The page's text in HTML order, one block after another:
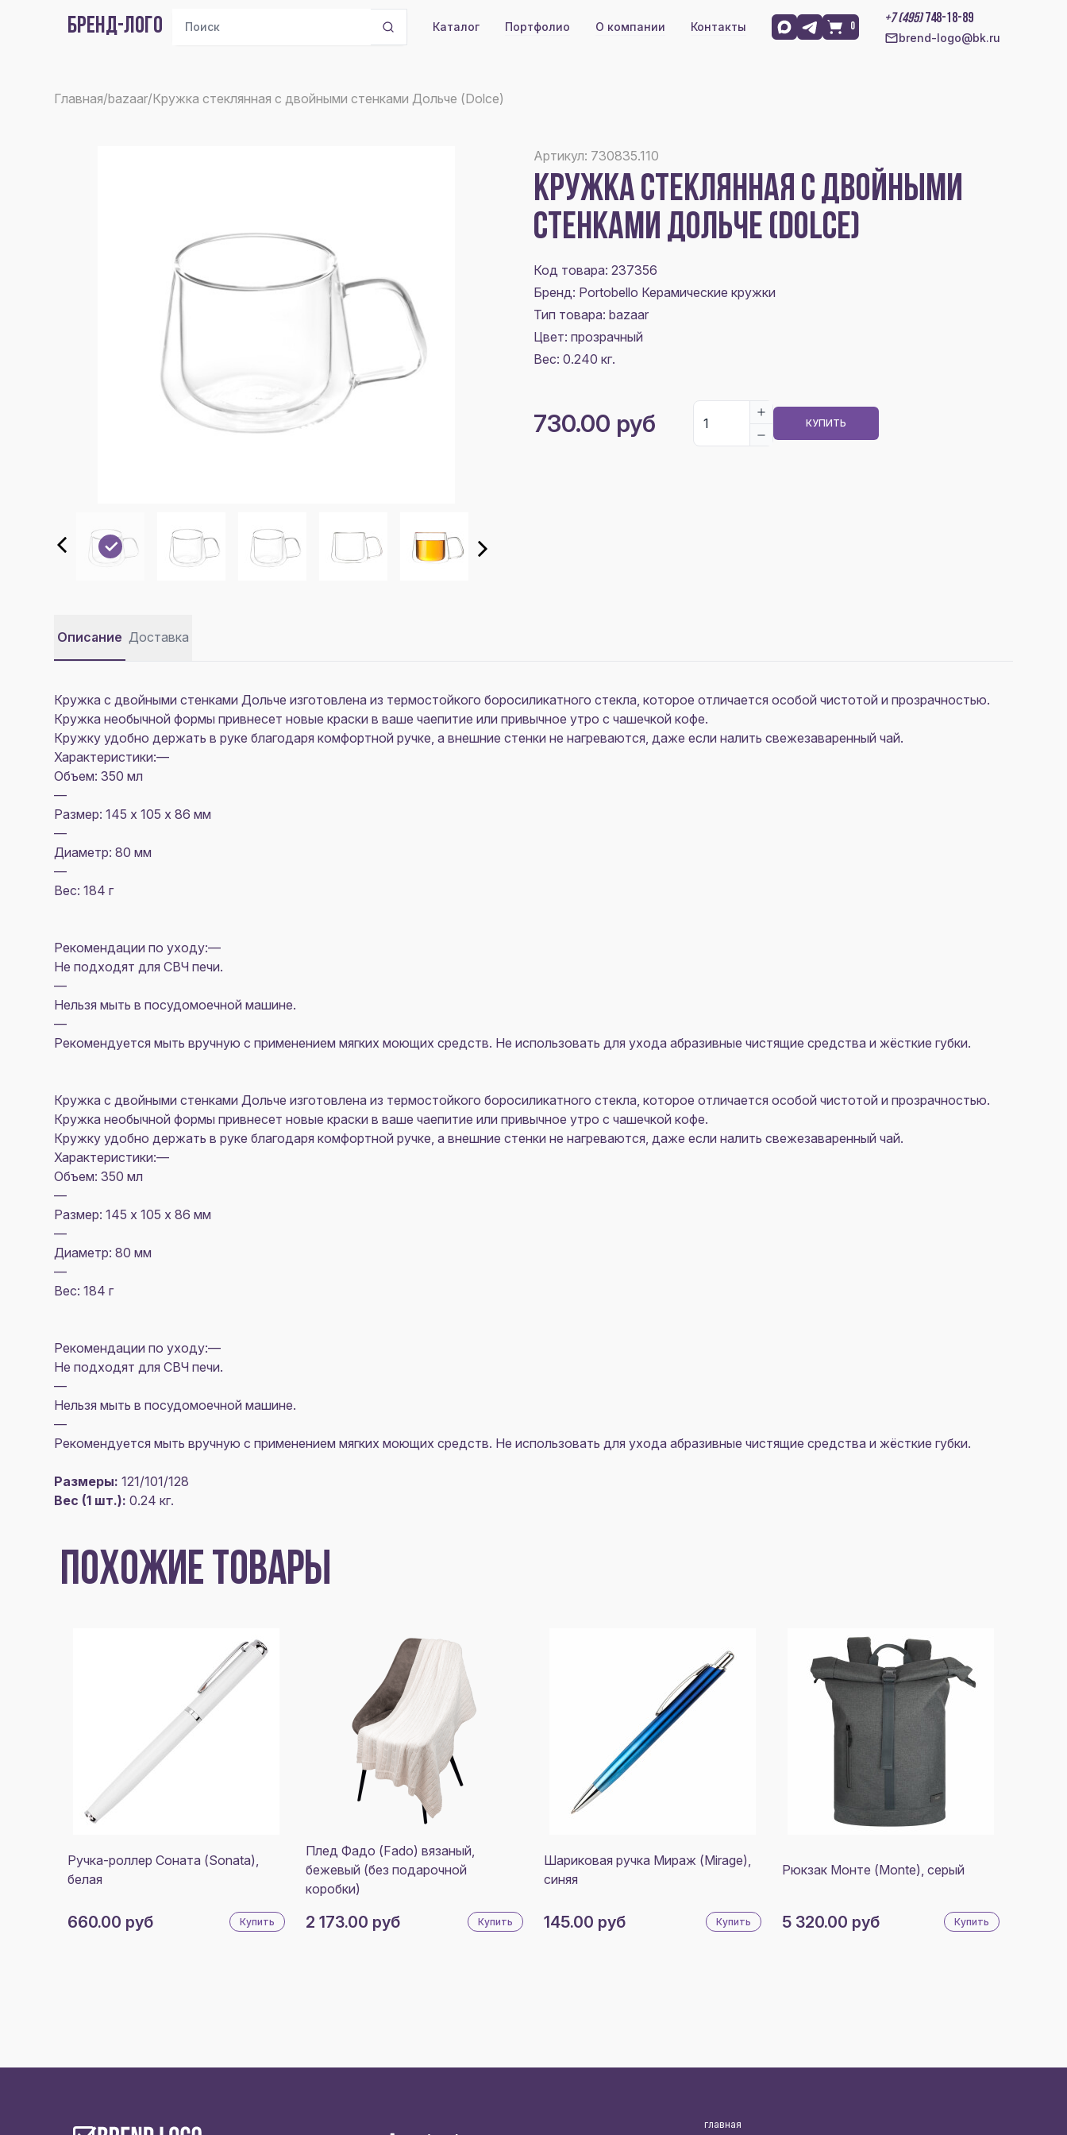
БРЕНД-ЛОГО Каталог Портфолио О компании Контакты 0
+7 (495)748-18-89
brend-logo@bk.ru
Главная/bazaar/Кружка стеклянная с двойными стенками Дольче (Dolce)
Артикул: 730835.110
КРУЖКА СТЕКЛЯННАЯ С ДВОЙНЫМИ
СТЕНКАМИ ДОЛЬЧЕ (DOLCE)
Код товара: 237356
Бренд: Portobello Керамические кружки
Тип товара: bazaar
Цвет: прозрачный
Вес: 0.240 кг.
730.00 руб КУПИТЬ
Описание Доставка
Кружка с двойными стенками Дольче изготовлена из термостойкого боросиликатного стекла, которое отличается особой чистотой и прозрачностью.
Кружка необычной формы привнесет новые краски в ваше чаепитие или привычное утро с чашечкой кофе.
Кружку удобно держать в руке благодаря комфортной ручке, а внешние стенки не нагреваются, даже если налить свежезаваренный чай.
Характеристики:—
Объем: 350 мл
—
Размер: 145 х 105 х 86 мм
—
Диаметр: 80 мм
—
Вес: 184 г
Рекомендации по уходу:—
Не подходят для СВЧ печи.
—
Нельзя мыть в посудомоечной машине.
—
Рекомендуется мыть вручную с применением мягких моющих средств. Не использовать для ухода абразивные чистящие средства и жёсткие губки.
Кружка с двойными стенками Дольче изготовлена из термостойкого боросиликатного стекла, которое отличается особой чистотой и прозрачностью.
Кружка необычной формы привнесет новые краски в ваше чаепитие или привычное утро с чашечкой кофе.
Кружку удобно держать в руке благодаря комфортной ручке, а внешние стенки не нагреваются, даже если налить свежезаваренный чай.
Характеристики:—
Объем: 350 мл
—
Размер: 145 х 105 х 86 мм
—
Диаметр: 80 мм
—
Вес: 184 г
Рекомендации по уходу:—
Не подходят для СВЧ печи.
—
Нельзя мыть в посудомоечной машине.
—
Рекомендуется мыть вручную с применением мягких моющих средств. Не использовать для ухода абразивные чистящие средства и жёсткие губки.
Размеры: 121/101/128
Вес (1 шт.): 0.24 кг.
ПОХОЖИЕ ТОВАРЫ
Ручка-роллер Соната (Sonata),
белая
660.00 руб Купить
Плед Фадо (Fado) вязаный,
бежевый (без подарочной
коробки)
2 173.00 руб Купить
Шариковая ручка Мираж (Mirage),
синяя
145.00 руб Купить
Рюкзак Монте (Monte), серый
5 320.00 руб Купить
главная